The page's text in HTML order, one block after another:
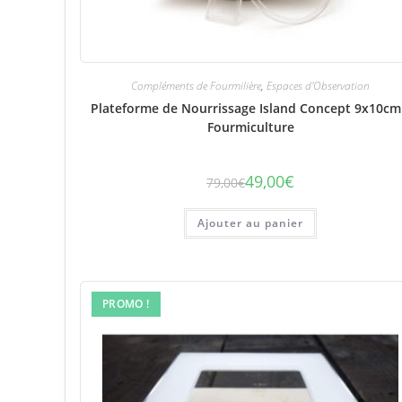
Compléments de Fourmilière,Espaces d'Observation
Plateforme de Nourrissage Island Concept
Fourmiculture
79,00€ Le
initial
était :
79,00€.
49,00€
Le
actuel
est :
49,00€.
Ajouter au panier
PROMO !